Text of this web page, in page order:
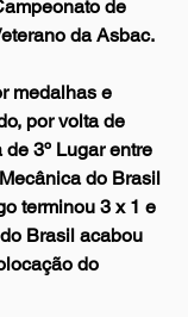
de
da Asbac.
medalhas e
por volta de
3º Lugar entre
do Brasil
terminou 3 x 1 e
Brasil acabou
do